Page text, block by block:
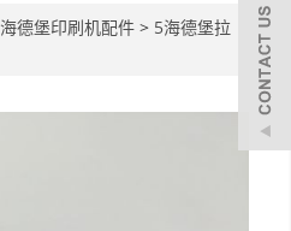
海德堡印刷机配件 > 5海德堡拉